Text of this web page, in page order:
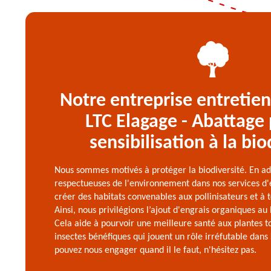
Notre entreprise
LTC Elagage -
sensibilisation à la
Nous sommes motivés à protéger la biodiversité. En
respectueuses de l'environnement dans nos services
créer des habitats convenables aux pollinisateurs et à
Ainsi, nous privilégions l’ajout d'engrais organiques
Cela aide à pourvoir une meilleure santé aux plantes
insectes bénéfiques qui jouent un rôle irréfutable dans
pouvez nous engager quand il le faut, n'hésitez pas.